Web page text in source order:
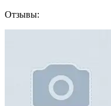
Отзывы: